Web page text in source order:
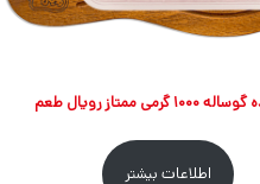
گرمی ممتاز رویال طعم
اطلاعات بیشتر